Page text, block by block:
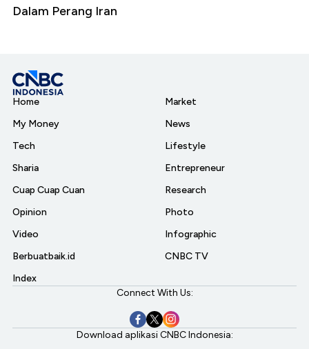
Dalam Perang Iran
Home
My Money
Tech
Sharia
Cuap Cuap Cuan
Opinion
Video
Berbuatbaik.id
Index
Market
News
Lifestyle
Entrepreneur
Research
Photo
Infographic
CNBC TV
Connect With Us:
Download aplikasi CNBC Indonesia: